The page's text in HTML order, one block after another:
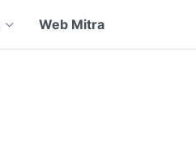
Web Mitra